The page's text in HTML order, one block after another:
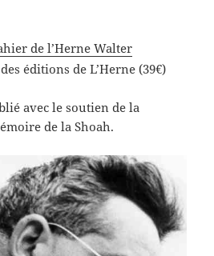
de l’Herne Walter
éditions de L’Herne (39€)
avec le soutien de la
de la Shoah.